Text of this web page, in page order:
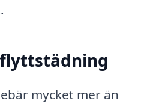
mycket mer än